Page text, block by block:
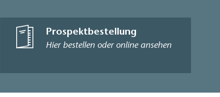
Prospektbestellung
Hier bestellen oder online ansehen